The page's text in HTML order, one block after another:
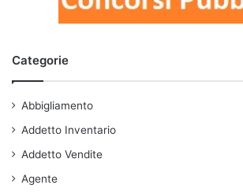
Categorie
Abbigliamento
Addetto Inventario
Addetto Vendite
Agente